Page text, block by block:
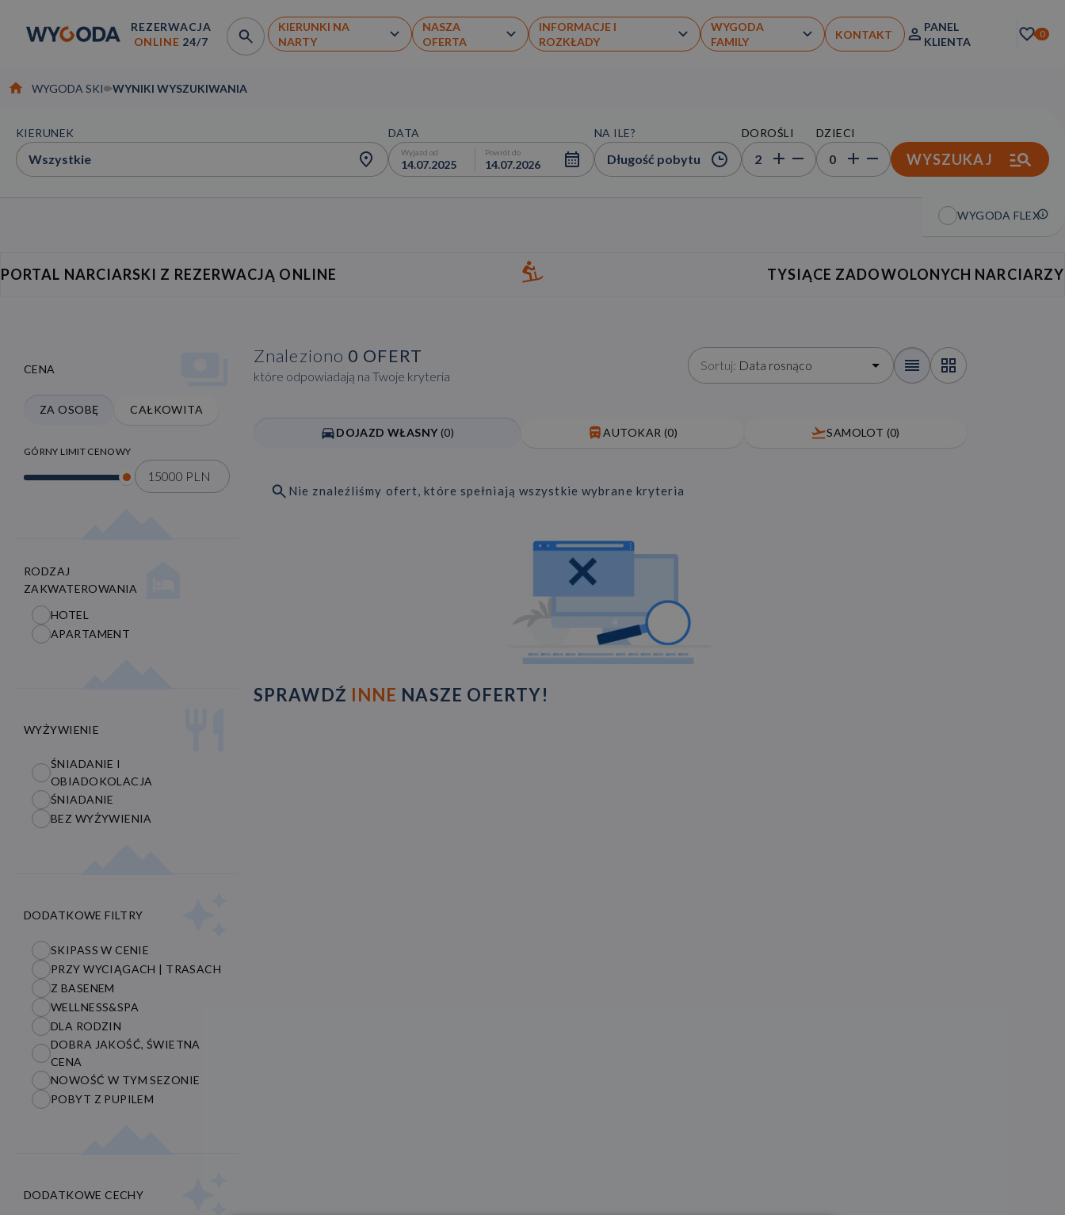
REZERWACJA
ONLINE 24/7
KIERUNKI NA
NARTY
NASZA
OFERTA
INFORMACJE I
ROZKŁADY
WYGODA
FAMILY
KONTAKT
PANEL
KLIENTA
0
WYGODA SKI WYNIKI WYSZUKIWANIA
KIERUNEK
Wszystkie
DATA
Wyjazd od
14.07.2025
Powrót do
14.07.2026
NA ILE?
Długość pobytu
DOROŚLI
2
DZIECI
0 WYSZUKAJ
WYGODA FLEX
PORTAL NARCIARSKI Z REZERWACJĄ ONLINE TYSIĄCE ZADOWOLONYCH NARCIARZY
CENA
ZA OSOBĘ CAŁKOWITA
GÓRNY LIMIT CENOWY
15000 PLN
RODZAJ
ZAKWATEROWANIA
HOTEL
APARTAMENT
WYŻYWIENIE
ŚNIADANIE I
OBIADOKOLACJA
ŚNIADANIE
BEZ WYŻYWIENIA
DODATKOWE FILTRY
SKIPASS W CENIE
PRZY WYCIĄGACH | TRASACH
Z BASENEM
WELLNESS&SPA
DLA RODZIN
DOBRA JAKOŚĆ, ŚWIETNA
CENA
NOWOŚĆ W TYM SEZONIE
POBYT Z PUPILEM
DODATKOWE CECHY
Znaleziono 0 OFERT
które odpowiadają na Twoje kryteria
Sortuj: Data rosnąco
DOJAZD WŁASNY (0) AUTOKAR (0) SAMOLOT (0)
Nie znaleźliśmy ofert, które spełniają wszystkie wybrane kryteria
SPRAWDŹ INNE NASZE OFERTY!